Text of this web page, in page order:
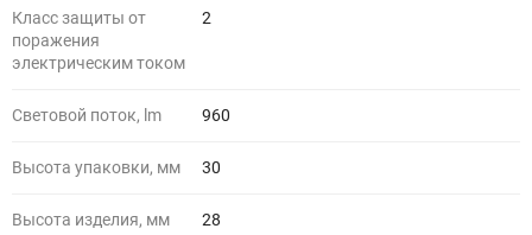
Класс защиты от
поражения
электрическим током
2
Световой поток, lm 960
Высота упаковки, мм 30
Высота изделия, мм 28